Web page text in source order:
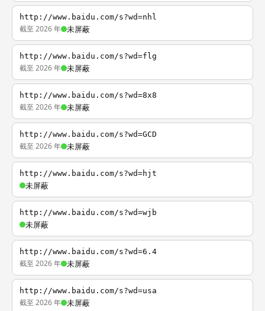
http://www.baidu.com/s?wd=nhl
截至 2026 年 未屏蔽
http://www.baidu.com/s?wd=flg
截至 2026 年 未屏蔽
http://www.baidu.com/s?wd=8x8
截至 2026 年 未屏蔽
http://www.baidu.com/s?wd=GCD
截至 2026 年 未屏蔽
http://www.baidu.com/s?wd=hjt
未屏蔽
http://www.baidu.com/s?wd=wjb
未屏蔽
http://www.baidu.com/s?wd=6.4
截至 2026 年 未屏蔽
http://www.baidu.com/s?wd=usa
截至 2026 年 未屏蔽